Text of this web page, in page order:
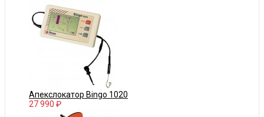
Апекслокатор Bingo 1020
27 990 ₽